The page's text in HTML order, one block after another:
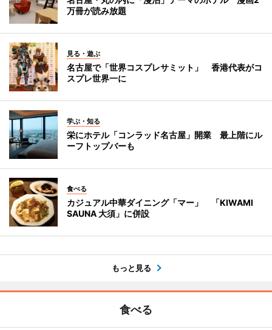
万冊が読み放題
見る・遊ぶ
名古屋で「世界コスプレサミット」 香港代表がコ
スプレ世界一に
学ぶ・知る
栄にホテル「コンラッド名古屋」開業 最上階にル
ーフトップバーも
食べる
カジュアル中華ダイニング「マー」 「KIWAMI
SAUNA 大須」に併設
もっと見る
食べる